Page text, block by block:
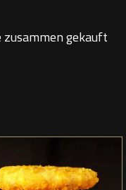
zusammen gekauft